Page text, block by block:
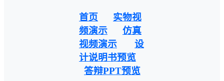
首页
实物视
频演示
仿真
视频演示
设
计说明书预览
答辩PPT预览